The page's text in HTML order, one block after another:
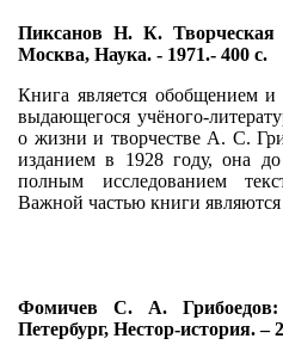
Пиксанов Н. К. Творческая
Москва, Наука. - 1971.- 400 с.
Книга является обобщением
выдающегося учёного-
о жизни и творчестве А. С.
изданием в 1928 году, она
полным исследованием
Важной частью книги
Фомичев С. А. Грибоедов:
Петербург, Нестор-история. –